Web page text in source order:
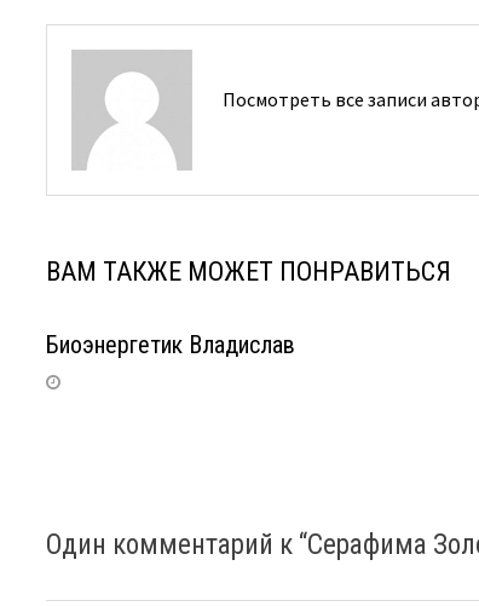
Посмотреть все записи
ВАМ ТАКЖЕ МОЖЕТ ПОНРАВИТЬСЯ
Биоэнергетик Владислав
Один комментарий к “Серафима